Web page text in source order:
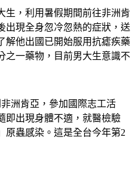
生，利用暑假期間前往非洲肯
出現全身忽冷忽熱的症狀，送
解他出國已開始服用抗瘧疾藥
一藥物，目前男大生意識不
洲肯亞，參加國際志工活
即出現身體不適，就醫檢驗
蟲感染。這是全台今年第2